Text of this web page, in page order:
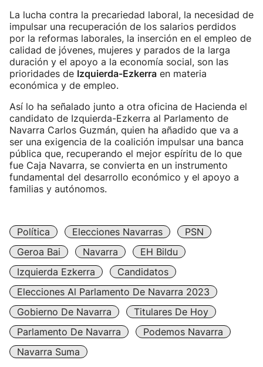
La lucha contra la precariedad laboral, la necesidad de
impulsar una recuperación de los salarios perdidos
por la reformas laborales, la inserción en el empleo de
calidad de jóvenes, mujeres y parados de la larga
duración y el apoyo a la economía social, son las
prioridades de Izquierda-Ezkerra en materia
económica y de empleo.
Así lo ha señalado junto a otra oficina de Hacienda el
candidato de Izquierda-Ezkerra al Parlamento de
Navarra Carlos Guzmán, quien ha añadido que va a
ser una exigencia de la coalición impulsar una banca
pública que, recuperando el mejor espíritu de lo que
fue Caja Navarra, se convierta en un instrumento
fundamental del desarrollo económico y el apoyo a
familias y autónomos.
Política Elecciones Navarras
PSN
Geroa Bai
Navarra
EH Bildu
Izquierda Ezkerra
Candidatos
Elecciones Al Parlamento De Navarra 2023
Gobierno De Navarra
Titulares De Hoy
Parlamento De Navarra
Podemos Navarra
Navarra Suma